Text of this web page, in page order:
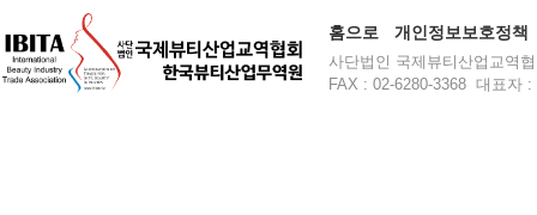
홈으로 개인정보보호정책
사단법인 국제뷰티산업교역
FAX : 02-6280-3368 대표자